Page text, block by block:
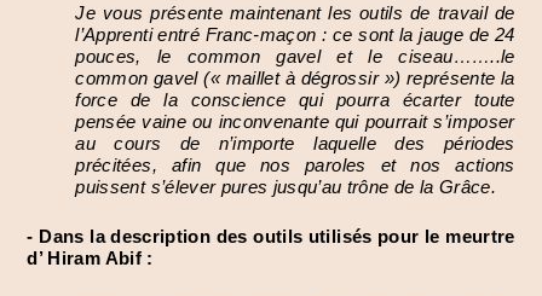
Je vous présente maintenant les outils de travail de
l’Apprenti entré Franc-maçon : ce sont la jauge de 24
pouces, le common gavel et le ciseau……..le
common gavel (« maillet à dégrossir ») représente la
force de la conscience qui pourra écarter toute
pensée vaine ou inconvenante qui pourrait s’imposer
au cours de n’importe laquelle des périodes
précitées, afin que nos paroles et nos actions
puissent s’élever pures jusqu’au trône de la Grâce.
- Dans la description des outils utilisés pour le meurtre
d’ Hiram Abif :